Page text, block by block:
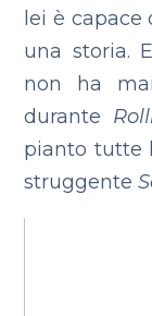
lei è
una storia.
non ha
durante
pianto tutte
struggente